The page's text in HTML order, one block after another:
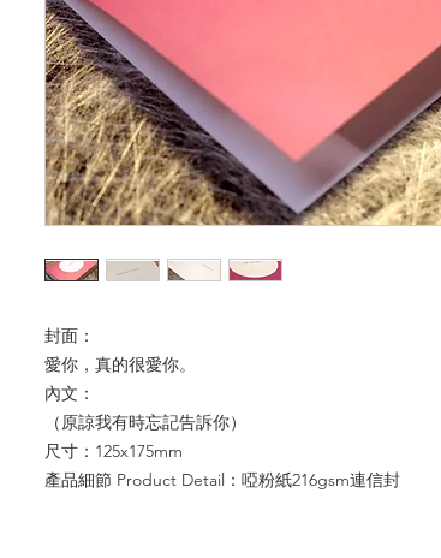
封面：
愛你，真的很愛你。
內文：
（原諒我有時忘記告訴你）
尺寸：125x175mm
產品細節 Product Detail：啞粉紙216gsm連信封